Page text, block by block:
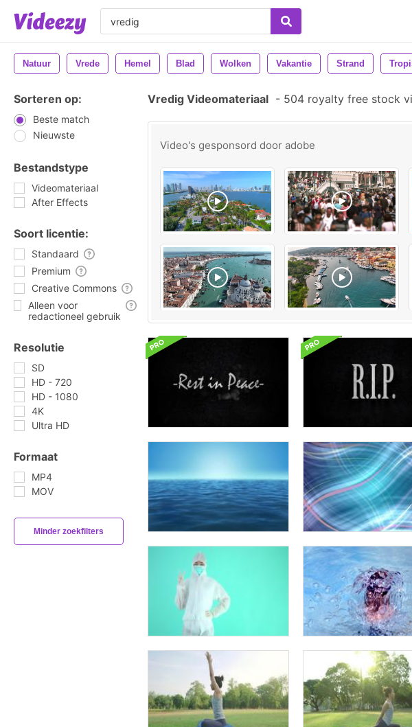
Natuur Vrede Hemel Blad Wolken Vakantie Strand
Sorteren op:
Beste match
Nieuwste
Bestandstype
Videomateriaal
After Effects
Soort licentie:
Standaard
Premium
Creative Commons
Alleen voor
redactioneel gebruik
Resolutie
SD
HD - 720
HD - 1080
4K
Ultra HD
Formaat
MP4
MOV
Minder zoekfilters
Vredig Videomateriaal - 504 royalty free stock
Video's gesponsord door adobe